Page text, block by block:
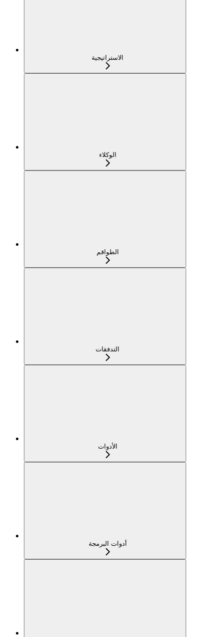
الاستراتيجية
الوكلاء
الطواقم
التدفقات
الأدوات
أدوات البرمجة